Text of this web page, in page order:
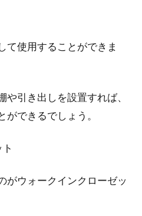
て使用することができま
引き出しを設置すれば、
できるでしょう。
がウォークインクローゼッ